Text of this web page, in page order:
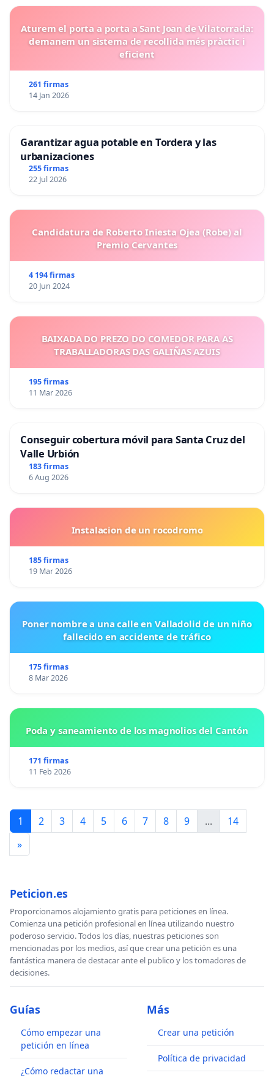
Aturem el porta a porta a Sant Joan de Vilatorrada:
demanem un sistema de recollida més pràctic i
eficient
261 firmas
14 Jan 2026
Garantizar agua potable en Tordera y las
urbanizaciones
255 firmas
22 Jul 2026
Candidatura de Roberto Iniesta Ojea (Robe) al
Premio Cervantes
4 194 firmas
20 Jun 2024
BAIXADA DO PREZO DO COMEDOR PARA AS
TRABALLADORAS DAS GALIÑAS AZUIS
195 firmas
11 Mar 2026
Conseguir cobertura móvil para Santa Cruz del
Valle Urbión
183 firmas
6 Aug 2026
Instalacion de un rocodromo
185 firmas
19 Mar 2026
Poner nombre a una calle en Valladolid de un niño
fallecido en accidente de tráfico
175 firmas
8 Mar 2026
Poda y saneamiento de los magnolios del Cantón
171 firmas
11 Feb 2026
1 2 3 4 5 6 7 8 9 ...
14
»
Peticion.es
Proporcionamos alojamiento gratis para peticiones en línea.
Comienza una petición profesional en línea utilizando nuestro
poderoso servicio. Todos los días, nuestras peticiones son
mencionadas por los medios, así que crear una petición es una
fantástica manera de destacar ante el publico y los tomadores de
decisiones.
Guías
Cómo empezar una
petición en línea
¿Cómo redactar una
Más
Crear una petición
Política de privacidad